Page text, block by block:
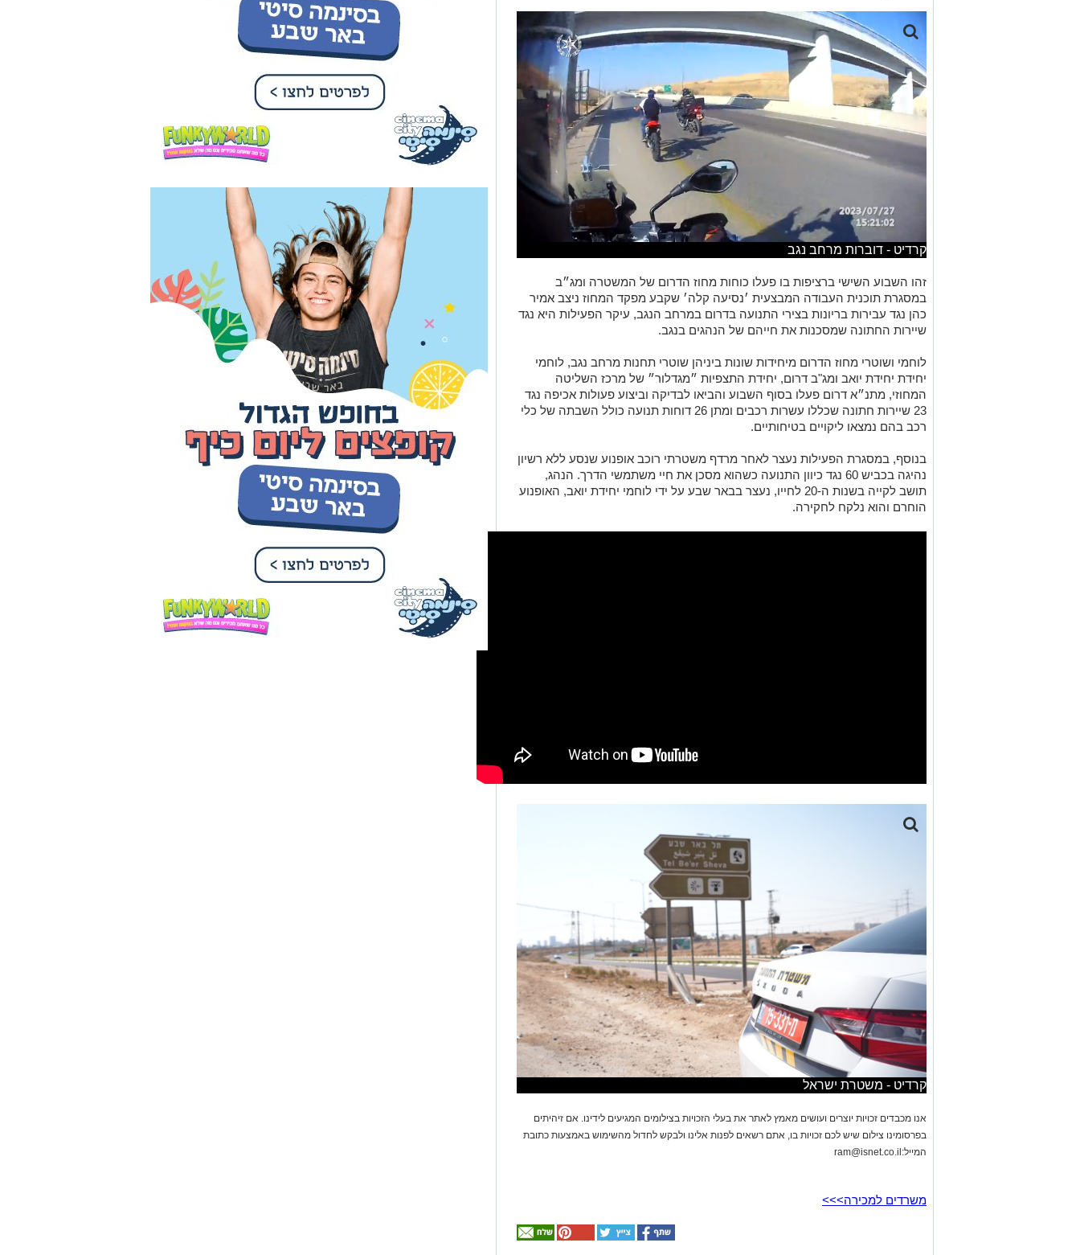
קרדיט - דוברות מרחב נגב
זהו השבוע השישי ברציפות בו פעלו כוחות מחוז הדרום של המשטרה ומג״ב
במסגרת תוכנית העבודה המבצעית ׳נסיעה קלה׳ שקבע מפקד המחוז ניצב אמיר
כהן נגד עבירות בריונות בצירי התנועה בדרום במרחב הנגב, עיקר הפעילות היא נגד
שיירות החתונה שמסכנות את חייהם של הנהגים בנגב.
לוחמי ושוטרי מחוז הדרום מיחידות שונות ביניהן שוטרי תחנות מרחב נגב, לוחמי
יחידת יחידת יואב ומג"ב דרום, יחידת התצפיות ״מגדלור״ של מרכז השליטה
המחוזי, מתנ״א דרום פעלו בסוף השבוע והביאו לבדיקה וביצוע פעולות אכיפה נגד
23 שיירות חתונה שכללו עשרות רכבים ומתן 26 דוחות תנועה כולל השבתה של כלי
רכב בהם נמצאו ליקויים בטיחותיים.
בנוסף, במסגרת הפעילות נעצר לאחר מרדף משטרתי רוכב אופנוע שנסע ללא רשיון
נהיגה בכביש 60 נגד כיוון התנועה כשהוא מסכן את חיי משתמשי הדרך. הנהג,
תושב לקייה בשנות ה-20 לחייו, נעצר בבאר שבע על ידי לוחמי יחידת יואב, האופנוע
הוחרם והוא נלקח לחקירה.
קרדיט - משטרת ישראל
אנו מכבדים זכויות יוצרים ועושים מאמץ לאתר את בעלי הזכויות בצילומים המגיעים לידינו. אם זיהיתים
בפרסומינו צילום שיש לכם זכויות בו, אתם רשאים לפנות אלינו ולבקש לחדול מהשימוש באמצעות כתובת
המייל: ram@isnet.co.il
משרדים למכירה>>>